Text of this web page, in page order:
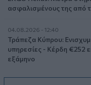
ασφαλισμένους της από
04.08.2026 - 12:40
Τράπεζα Κύπρου:
υπηρεσίες - Κέρδη €252
εξάμηνο